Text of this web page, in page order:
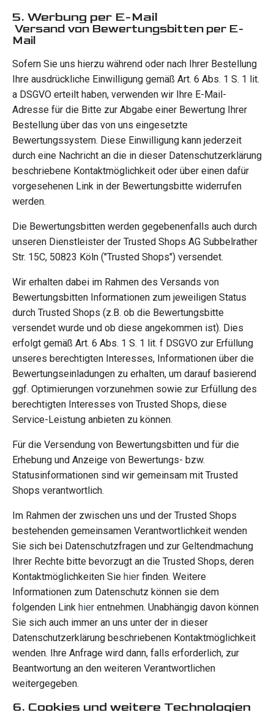
5. Werbung per E-Mail
Versand von Bewertungsbitten per E-
Mail
Sofern Sie uns hierzu während oder nach Ihrer Bestellung
Ihre ausdrückliche Einwilligung gemäß Art. 6 Abs. 1 S. 1 lit.
a DSGVO erteilt haben, verwenden wir Ihre E-Mail-
Adresse für die Bitte zur Abgabe einer Bewertung Ihrer
Bestellung über das von uns eingesetzte
Bewertungssystem. Diese Einwilligung kann jederzeit
durch eine Nachricht an die in dieser Datenschutzerklärung
beschriebene Kontaktmöglichkeit oder über einen dafür
vorgesehenen Link in der Bewertungsbitte widerrufen
werden.
Die Bewertungsbitten werden gegebenenfalls auch durch
unseren Dienstleister der Trusted Shops AG Subbelrather
Str. 15C, 50823 Köln ("Trusted Shops") versendet.
Wir erhalten dabei im Rahmen des Versands von
Bewertungsbitten Informationen zum jeweiligen Status
durch Trusted Shops (z.B. ob die Bewertungsbitte
versendet wurde und ob diese angekommen ist). Dies
erfolgt gemäß Art. 6 Abs. 1 S. 1 lit. f DSGVO zur Erfüllung
unseres berechtigten Interesses, Informationen über die
Bewertungseinladungen zu erhalten, um darauf basierend
ggf. Optimierungen vorzunehmen sowie zur Erfüllung des
berechtigten Interesses von Trusted Shops, diese
Service-Leistung anbieten zu können.
Für die Versendung von Bewertungsbitten und für die
Erhebung und Anzeige von Bewertungs- bzw.
Statusinformationen sind wir gemeinsam mit Trusted
Shops verantwortlich.
Im Rahmen der zwischen uns und der Trusted Shops
bestehenden gemeinsamen Verantwortlichkeit wenden
Sie sich bei Datenschutzfragen und zur Geltendmachung
Ihrer Rechte bitte bevorzugt an die Trusted Shops, deren
Kontaktmöglichkeiten Sie hier finden. Weitere
Informationen zum Datenschutz können sie dem
folgenden Link hier entnehmen. Unabhängig davon können
Sie sich auch immer an uns unter der in dieser
Datenschutzerklärung beschriebenen Kontaktmöglichkeit
wenden. Ihre Anfrage wird dann, falls erforderlich, zur
Beantwortung an den weiteren Verantwortlichen
weitergegeben.
6. Cookies und weitere Technologien